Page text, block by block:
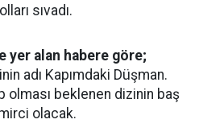
sıvadı.
yer alan habere göre;
adı Kapımdaki Düşman.
olması beklenen dizinin baş
olacak.